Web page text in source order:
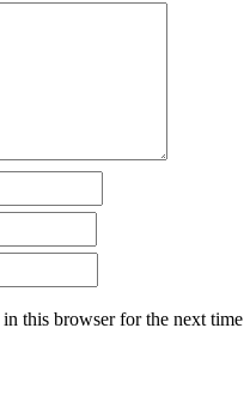
this browser for the next time